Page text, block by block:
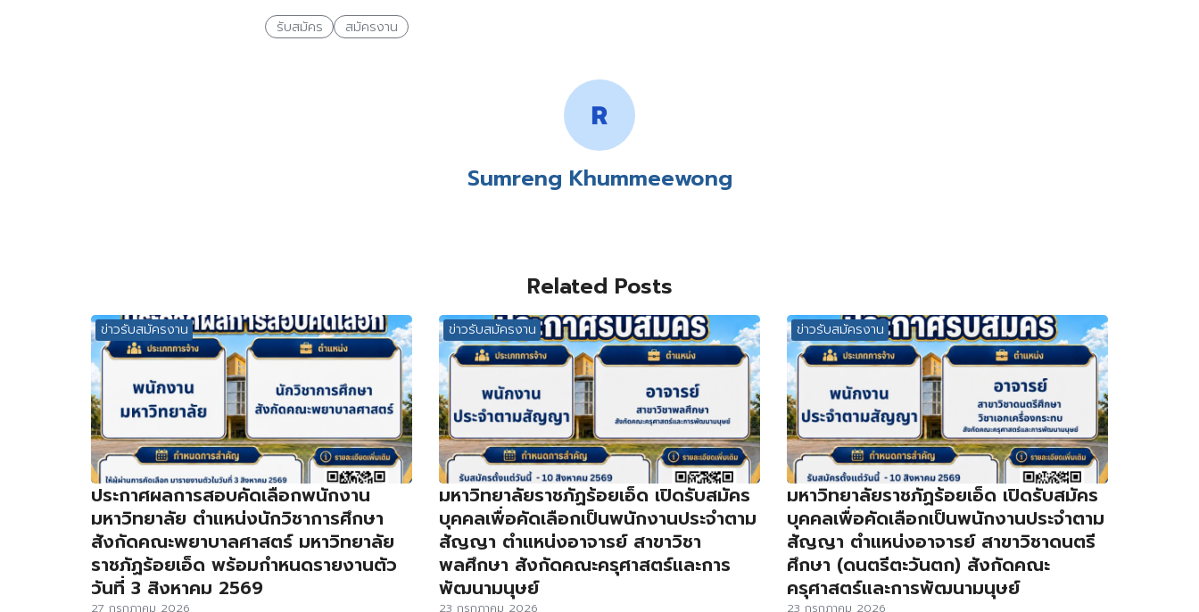
รับสมัคร สมัครงาน
Sumreng Khummeewong
Related Posts
ข่าวรับสมัครงาน
ประกาศผลการสอบคัดเลือกพนักงาน
มหาวิทยาลัย ตำแหน่งนักวิชาการศึกษา
สังกัดคณะพยาบาลศาสตร์ มหาวิทยาลัย
ราชภัฏร้อยเอ็ด พร้อมกำหนดรายงานตัว
วันที่ 3 สิงหาคม 2569
27 กรกฎาคม 2026
ข่าวรับสมัครงาน
มหาวิทยาลัยราชภัฏร้อยเอ็ด เปิดรับสมัคร
บุคคลเพื่อคัดเลือกเป็นพนักงานประจำตาม
สัญญา ตำแหน่งอาจารย์ สาขาวิชา
พลศึกษา สังกัดคณะครุศาสตร์และการ
พัฒนามนุษย์
23 กรกฎาคม 2026
ข่าวรับสมัครงาน
มหาวิทยาลัยราชภัฏร้อยเอ็ด เปิดรับสมัคร
บุคคลเพื่อคัดเลือกเป็นพนักงานประจำตาม
สัญญา ตำแหน่งอาจารย์ สาขาวิชาดนตรี
ศึกษา (ดนตรีตะวันตก) สังกัดคณะ
ครุศาสตร์และการพัฒนามนุษย์
23 กรกฎาคม 2026